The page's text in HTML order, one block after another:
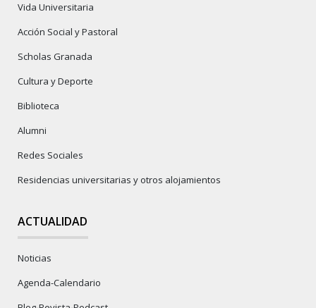
Vida Universitaria
Acción Social y Pastoral
Scholas Granada
Cultura y Deporte
Biblioteca
Alumni
Redes Sociales
Residencias universitarias y otros alojamientos
ACTUALIDAD
Noticias
Agenda-Calendario